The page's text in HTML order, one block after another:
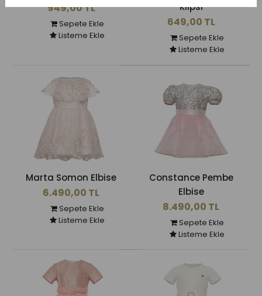
949,00 TL
Sepete Ekle
Listeme Ekle
Klipsi
649,00 TL
Sepete Ekle
Listeme Ekle
Marta Somon Elbise
6.490,00 TL
Sepete Ekle
Listeme Ekle
Constance Pembe
Elbise
8.490,00 TL
Sepete Ekle
Listeme Ekle